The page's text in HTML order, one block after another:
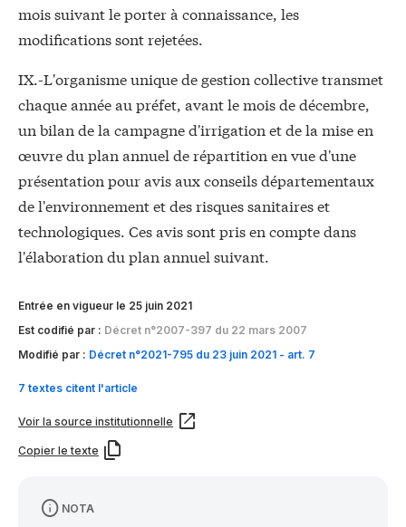
mois suivant le porter à connaissance, les
modifications sont rejetées.
IX.-L'organisme unique de gestion collective transmet
chaque année au préfet, avant le mois de décembre,
un bilan de la campagne d'irrigation et de la mise en
œuvre du plan annuel de répartition en vue d'une
présentation pour avis aux conseils départementaux
de l'environnement et des risques sanitaires et
technologiques. Ces avis sont pris en compte dans
l'élaboration du plan annuel suivant.
Entrée en vigueur le 25 juin 2021
Est codifié par : Décret n°2007-397 du 22 mars 2007
Modifié par : Décret n°2021-795 du 23 juin 2021 - art. 7
7 textes citent l'article
Voir la source institutionnelle
Copier le texte
NOTA